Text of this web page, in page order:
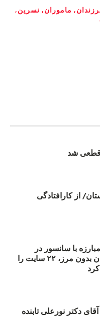
, ماموران, نسرین,
شد
از کارافتادگی
مبارزه با سانسور در
اینترنت: #آزادی هم‌آیند گزارشگران‌ بدون مرز، ۲۲ سایت را
دکتر نورعلی تابنده